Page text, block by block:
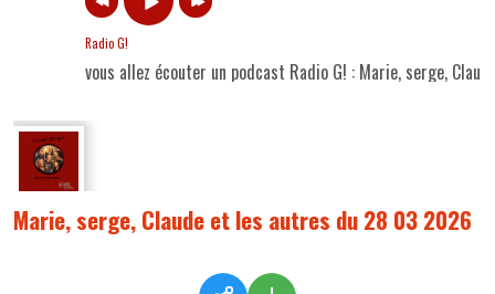
Radio G!
vous allez écouter un podcast Radio G! : Marie, serge,
Marie, serge, Claude et les autres du 28 03 2026